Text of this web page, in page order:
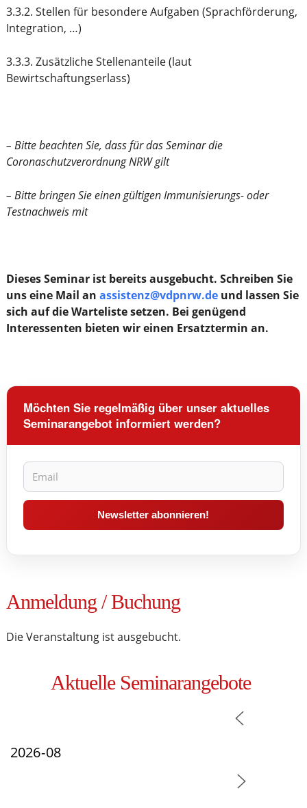
3.3.2. Stellen für besondere Aufgaben (Sprachförderung,
Integration, …)
3.3.3. Zusätzliche Stellenanteile (laut
Bewirtschaftungserlass)
– Bitte beachten Sie, dass für das Seminar die
Coronaschutzverordnung NRW gilt
– Bitte bringen Sie einen gültigen Immunisierungs- oder
Testnachweis mit
Dieses Seminar ist bereits ausgebucht. Schreiben Sie
uns eine Mail anassistenz@vdpnrw.de und lassen Sie
sich auf die Warteliste setzen. Bei genügend
Interessenten bieten wir einen Ersatztermin an.
Möchten Sie regelmäßig über unser aktuelles
Seminarangebot informiert werden?
Anmeldung / Buchung
Die Veranstaltung ist ausgebucht.
Aktuelle Seminarangebote